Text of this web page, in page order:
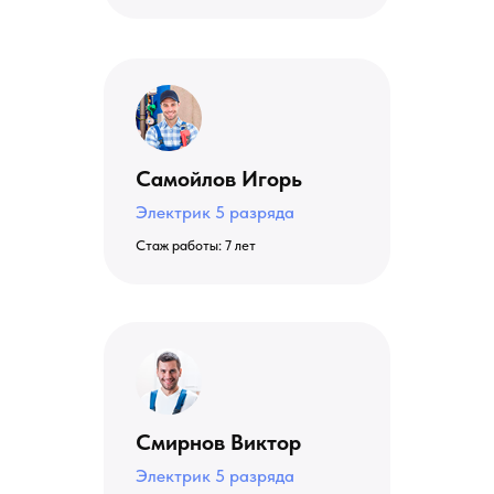
Смирнов Виктор
Электрик 5 разряда
Самойлов Игорь
Электрик 5 разряда
Стаж работы: 7 лет